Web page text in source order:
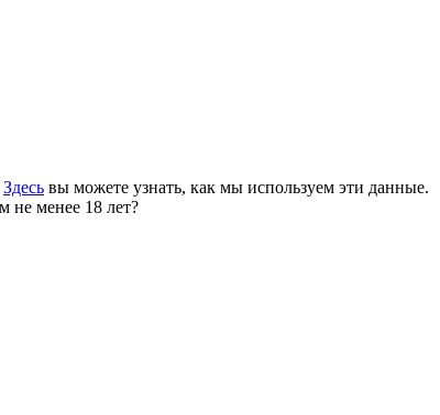
Здесь вы можете узнать, как мы используем эти данные.
не менее 18 лет?